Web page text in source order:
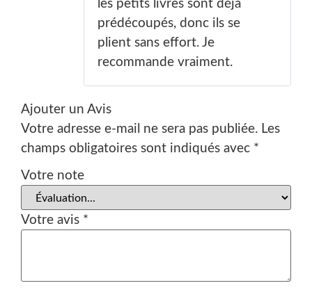
les petits livres sont déjà
prédécoupés, donc ils se
plient sans effort. Je
recommande vraiment.
Ajouter un Avis
Votre adresse e-mail ne sera pas publiée. Les
champs obligatoires sont indiqués avec *
Votre note
Votre avis *